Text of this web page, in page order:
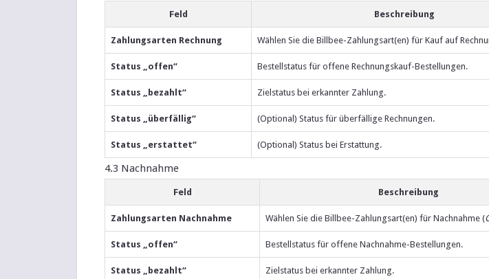
Feld Beschreibung
Zahlungsarten Rechnung Wählen Sie die Billbee-Zahlungsart(en) für Kauf auf
Status „offen“ Bestellstatus für offene Rechnungskauf-Bestellungen.
Status „bezahlt“ Zielstatus bei erkannter Zahlung.
Status „überfällig“ (Optional) Status für überfällige Rechnungen.
Status „erstattet“ (Optional) Status bei Erstattung.
4.3 Nachnahme
Feld Beschreibung
Zahlungsarten Nachnahme Wählen Sie die Billbee-Zahlungsart(en) für Nachnahme (
Status „offen“ Bestellstatus für offene Nachnahme-Bestellungen.
Status „bezahlt“ Zielstatus bei erkannter Zahlung.